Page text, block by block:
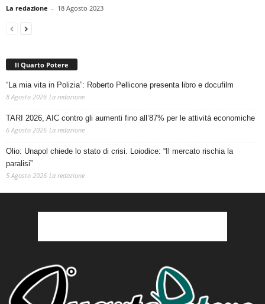
La redazione - 18 Agosto 2023
Il Quarto Potere
“La mia vita in Polizia”: Roberto Pellicone presenta libro e docufilm
8 Agosto 2026 La redazione
TARI 2026, AIC contro gli aumenti fino all’87% per le attività economiche
6 Agosto 2026 La redazione
Olio: Unapol chiede lo stato di crisi. Loiodice: “Il mercato rischia la
paralisi”
5 Agosto 2026 La redazione